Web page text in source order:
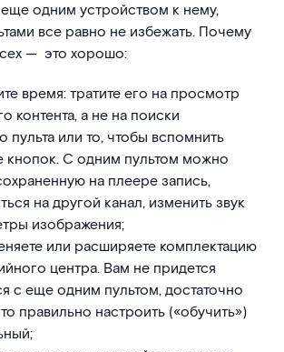
одним устройством к нему,
все равно не избежать. Почему
— это хорошо:
время: тратите его на просмотр
контента, а не на поиски
пульта или то, чтобы вспомнить
кнопок. С одним пультом можно
на плеере запись,
на другой канал, изменить звук
изображения;
или расширяете комплектацию
центра. Вам не придется
с еще одним пультом, достаточно
правильно настроить («обучить»)